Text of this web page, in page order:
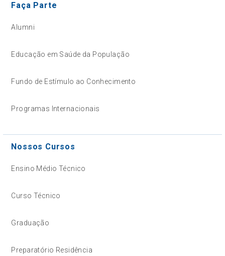
Faça Parte
Alumni
Educação em Saúde da População
Fundo de Estímulo ao Conhecimento
Programas Internacionais
Nossos Cursos
Ensino Médio Técnico
Curso Técnico
Graduação
Preparatório Residência